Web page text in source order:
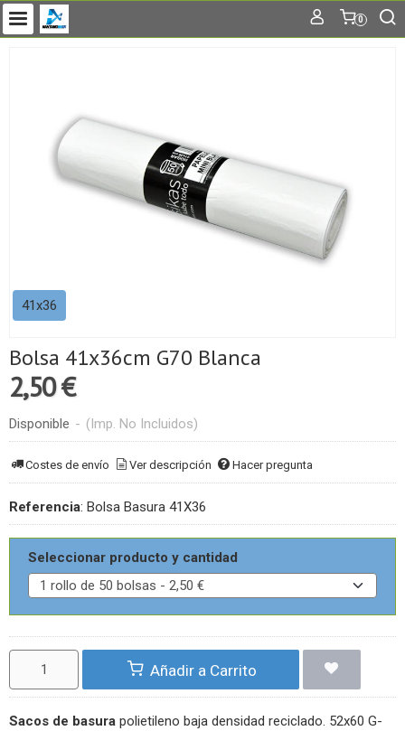
0
41x36
Bolsa 41x36cm G70 Blanca
2,50 €
Disponible - (Imp. No Incluidos)
Costes de envío Ver descripción Hacer pregunta
Referencia: Bolsa Basura 41X36
Seleccionar producto y cantidad
Añadir a Carrito
Sacos de basura polietileno baja densidad reciclado. 52x60 G-